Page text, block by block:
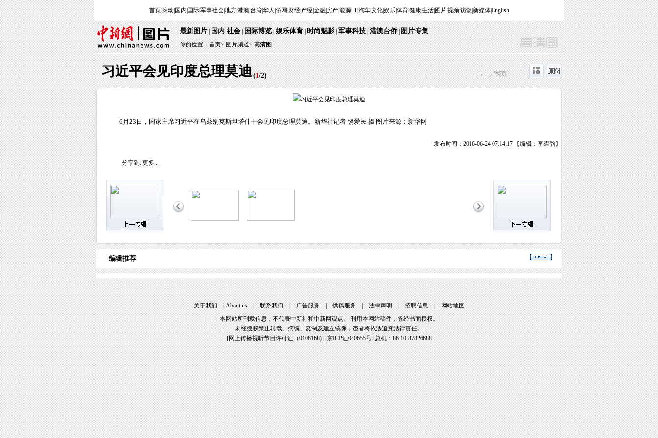
首页|滚动 国内 国际|军事社会|地方|港澳 台湾|华人 侨网 财经| 产经|金融| 房产|能源|IT|汽车|文化|娱乐|体育|健康|生活| 图片|视频|访谈 新媒体|English
最新图片|国内·社会|国际博览|娱乐体育|时尚魅影|军事科技|港澳台侨|图片专集
你的位置：首页>图片频道> 高清图
习近平会见印度总理莫迪 (1/2) "← →"翻页
6月23日，国家主席习近平在乌兹别克斯坦塔什干会见印度总理莫迪。新华社记者 饶爱民 摄 图片来源：新华网
发布时间：2016-06-24 07:14:17 【编辑：李霈韵】
分享到: 更多...
编辑推荐
关于我们|About us|联系我们|广告服务|供稿服务|法律声明|招聘信息|网站地图
本网站所刊载信息，不代表中新社和中新网观点。 刊用本网站稿件，务经书面授权。
未经授权禁止转载、摘编、复制及建立镜像，违者将依法追究法律责任。
[网上传播视听节目许可证（0106168)] [京ICP证040655号] 总机：86-10-87826688